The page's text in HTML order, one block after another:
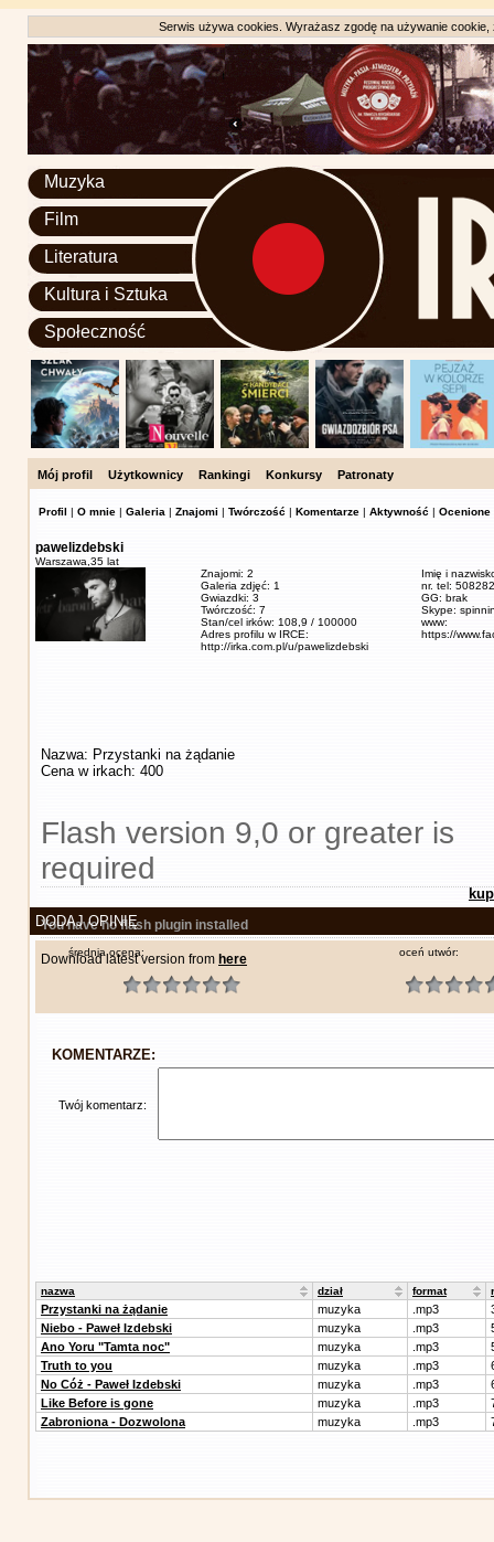
Serwis używa cookies. Wyrażasz zgodę na używanie
Muzyka
Film
Literatura
Kultura i Sztuka
Społeczność
Mój profil Użytkownicy Rankingi Konkursy Patronaty
Profil | O mnie | Galeria | Znajomi | Twórczość | Komentarze | Aktywność | Ocenione
pawelizdebski
Warszawa, 35 lat
Znajomi: 2
Galeria zdjęć: 1
Gwiazdki: 3
Twórczość: 7
Stan/cel irków: 108,9 / 100000
Adres profilu w IRCE:
http://irka.com.pl/u/pawelizdebski
Imię i
nr. tel:
GG: brak
Skype:
www:
https://
Nazwa: Przystanki na żądanie
Cena w irkach: 400
Flash version 9,0 or greater is
required
You have no flash plugin installed
Download latest version from here
DODAJ OPINIĘ
średnia ocena: oceń utwór:
KOMENTARZE:
Twój komentarz:
nazwa dział format
Przystanki na żądanie muzyka .mp3
Niebo - Paweł Izdebski
muzyka .mp3
Ano Yoru "Tamta noc"
muzyka .mp3
Truth to you
muzyka .mp3
No Cóż - Paweł Izdebski
muzyka .mp3
Like Before is gone
muzyka .mp3
Zabroniona - Dozwolona
muzyka .mp3